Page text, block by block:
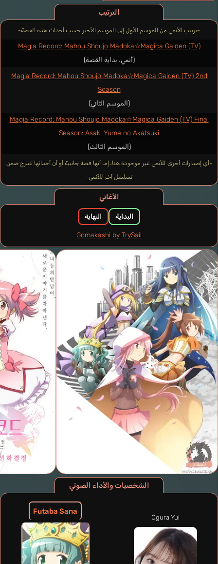
الترتيب
-ترتيب الأنمي من الموسم الأول إلى الموسم الأخير حسب أحداث هذه القصة-
Magia Record: Mahou Shoujo Madoka☆Magica Gaiden (TV)
(أنمي، بداية القصة)
Magia Record: Mahou Shoujo Madoka☆Magica Gaiden (TV) 2nd
Season
(الموسم الثاني)
Magia Record: Mahou Shoujo Madoka☆Magica Gaiden (TV) Final
Season: Asaki Yume no Akatsuki
(الموسم الثالث)
-أي إصدارات أخرى للأنمي غير موجودة هنا، إما أنها قصة جانبية أو أن أحداثها تندرج ضمن
تسلسل أخر للأنمي-
الأغاني
البداية النهاية
Gomakashi by TrySail
الشخصيات والأداء الصوتي
Futaba Sana
Ogura Yui